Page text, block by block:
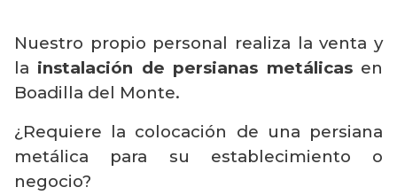
Nuestro propio personal realiza la venta y
la instalación de persianas metálicasen
Boadilla del Monte.
¿Requiere la colocación de una persiana
metálica para su establecimiento o
negocio?